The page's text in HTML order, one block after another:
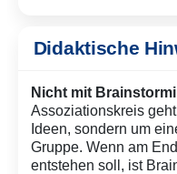
Didaktische
Nicht mit
Assoziationskreis
Ideen, sondern um
Gruppe. Wenn am
entstehen soll, ist